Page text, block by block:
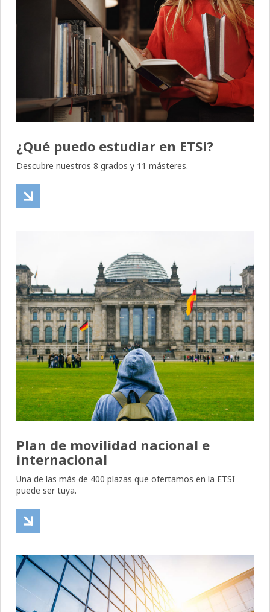
¿Qué puedo estudiar en ETSi?
Descubre nuestros 8 grados y 11 másteres.
Plan de movilidad nacional e
internacional
Una de las más de 400 plazas que ofertamos en la ETSI
puede ser tuya.